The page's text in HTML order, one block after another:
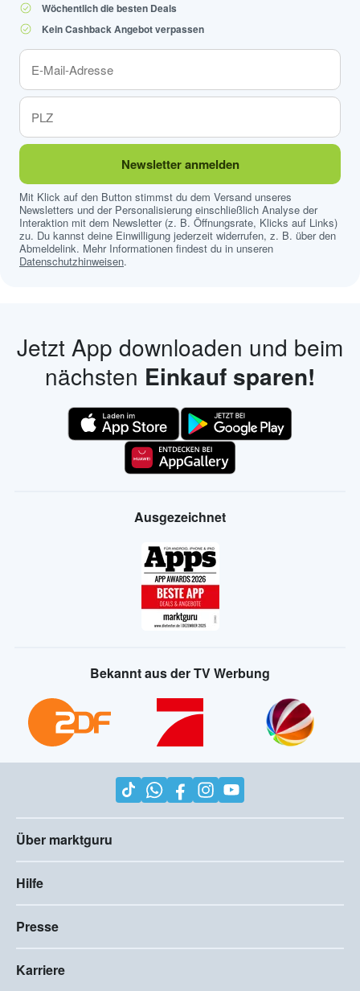
Wöchentlich die besten Deals
Kein Cashback Angebot verpassen
Newsletter anmelden
Mit Klick auf den Button stimmst du dem Versand unseres
Newsletters und der Personalisierung einschließlich Analyse der
Interaktion mit dem Newsletter (z. B. Öffnungsrate, Klicks auf Links)
zu. Du kannst deine Einwilligung jederzeit widerrufen, z. B. über den
Abmeldelink. Mehr Informationen findest du in unseren
Datenschutzhinweisen.
Jetzt App downloaden und beim
nächsten Einkauf sparen!
Ausgezeichnet
Bekannt aus der TV Werbung
Über marktguru
Hilfe
Presse
Karriere